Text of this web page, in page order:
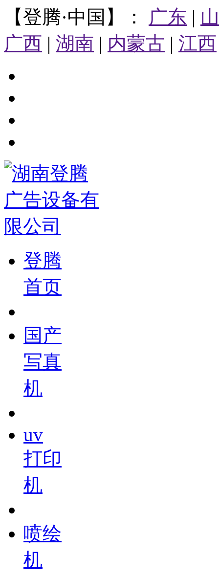
【登腾·中国】： 广东 |
广西 | 湖南 | 内蒙古 | 江西
登腾
首页
国产
写真
机
uv
打印
机
喷绘
机